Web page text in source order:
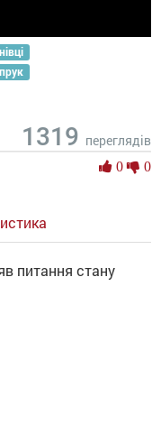
1319 переглядів
0 0
питання стану